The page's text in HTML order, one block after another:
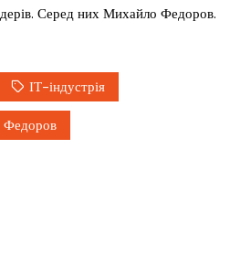
Серед них Михайло Федоров.
ІТ-індустрія
Федоров